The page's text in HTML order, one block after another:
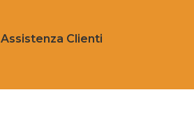
Assistenza Clienti